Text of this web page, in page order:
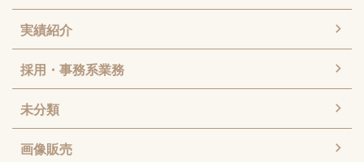
実績紹介
採用・事務系業務
未分類
画像販売